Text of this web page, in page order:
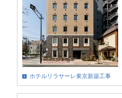
ホテルリラサーレ東京新築工事